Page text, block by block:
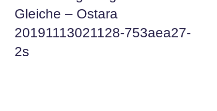
Gleiche – Ostara
20191113021128-753aea27-
2s